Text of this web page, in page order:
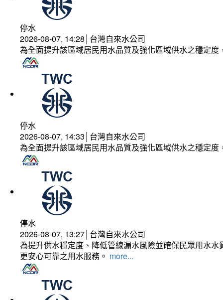
停水
2026-08-07, 14:28│台灣自來水公司
為全面提升該區域居民用水品質及強化區域供水之穩定
停水
2026-08-07, 14:33│台灣自來水公司
為全面提升該區域居民用水品質及強化區域供水之穩定
停水
2026-08-07, 13:27│台灣自來水公司
為提升供水穩定度、降低管線漏水風險並確保民眾用水
更安心可靠之用水服務。 more...